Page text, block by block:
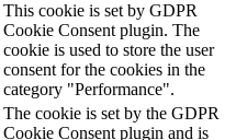
This cookie is set by GDPR
Cookie Consent plugin. The
cookie is used to store the user
consent for the cookies in the
category "Performance".
The cookie is set by the GDPR
Cookie Consent plugin and is